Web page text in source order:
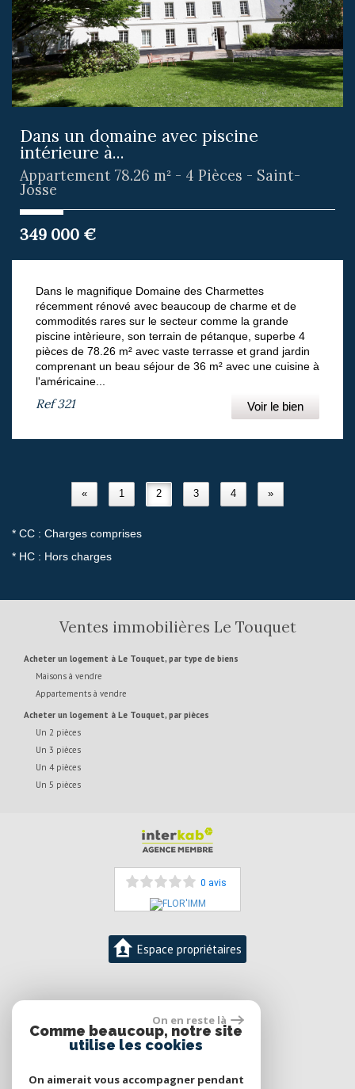
Dans un domaine avec piscine
intérieure à...
Appartement 78.26 m² - 4 Pièces - Saint-
Josse
349 000 €
Dans le magnifique Domaine des Charmettes
récemment rénové avec beaucoup de charme et de
commodités rares sur le secteur comme la grande
piscine intèrieure, son terrain de pétanque, superbe 4
pièces de 78.26 m² avec vaste terrasse et grand jardin
comprenant un beau séjour de 36 m² avec une cuisine à
l'américaine...
Ref321 Voir le bien
« 1 2 3 4 »
* CC : Charges comprises
* HC : Hors charges
Ventes immobilières Le Touquet
Acheter un logement à Le Touquet, par type de biens
Maisons à vendre
Appartements à vendre
Acheter un logement à Le Touquet, par pièces
Un 2 pièces
Un 3 pièces
Un 4 pièces
Un 5 pièces
0 avis
Espace propriétaires
Florence DESMIDT-DUFOUR
contact@florimm.com
On en reste là
Comme beaucoup, notre site
utilise les cookies
On aimerait vous accompagner pendant